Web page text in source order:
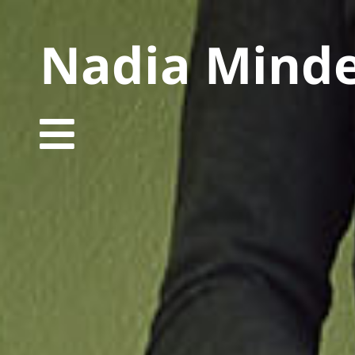
Nadia